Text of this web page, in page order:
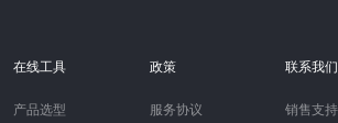
在线工具
产品选型
政策
服务协议
联系我们
销售支